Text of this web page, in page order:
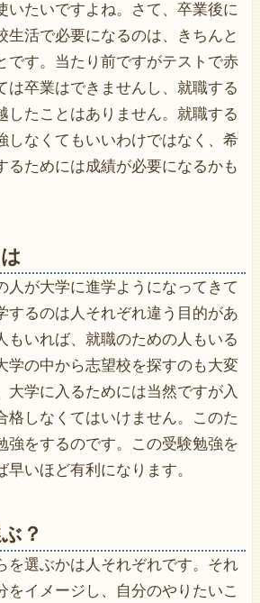
いたいですよね。さて、卒業後に
生活で必要になるのは、きちんと
です。当たり前ですがテストで赤
は卒業はできませんし、就職する
したことはありません。就職する
しなくてもいいわけではなく、希
るためには成績が必要になるかも
人が大学に進学ようになってきて
するのは人それぞれ違う目的があ
もいれば、就職のための人もいる
学の中から志望校を探すのも大変
大学に入るためには当然ですが入
格しなくてはいけません。このた
強をするのです。この受験勉強を
いほど有利になります。
？
を選ぶかは人それぞれです。それ
をイメージし、自分のやりたいこ